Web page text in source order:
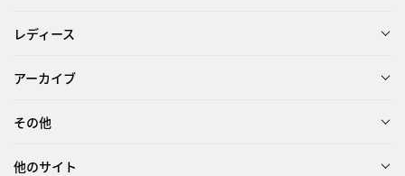
レディース
アーカイブ
その他
他のサイト